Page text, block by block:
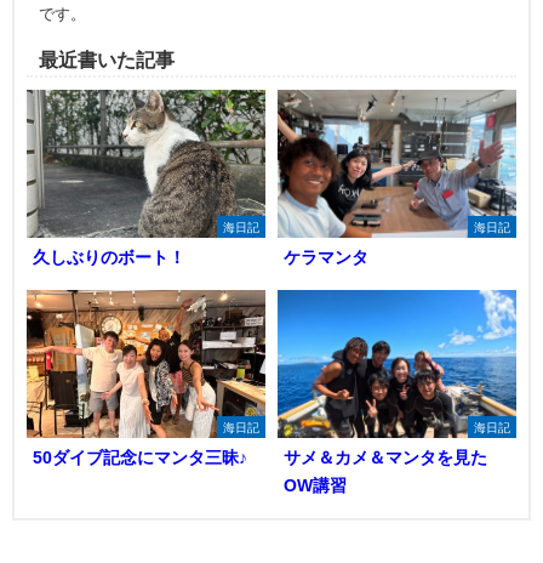
です。
最近書いた記事
海日記
久しぶりのボート！
海日記
ケラマンタ
海日記
50ダイブ記念にマンタ三昧♪
海日記
サメ＆カメ＆マンタを見た
OW講習